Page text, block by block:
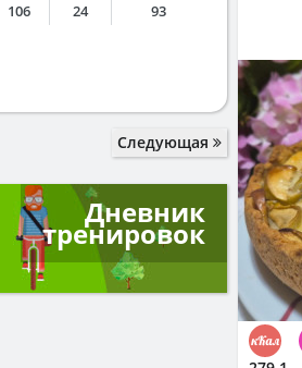
106 24 93
Следующая
Дневник
тренировок